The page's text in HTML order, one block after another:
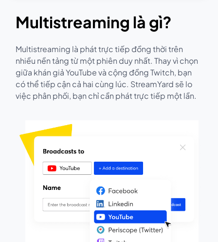
Multistreaming là gì?
Multistreaming là phát trực tiếp đồng thời trên
nhiều nền tảng từ một phiên duy nhất. Thay vì chọn
giữa khán giả YouTube và cộng đồng Twitch, bạn
có thể tiếp cận cả hai cùng lúc. StreamYard sẽ lo
việc phân phối, bạn chỉ cần phát trực tiếp một lần.